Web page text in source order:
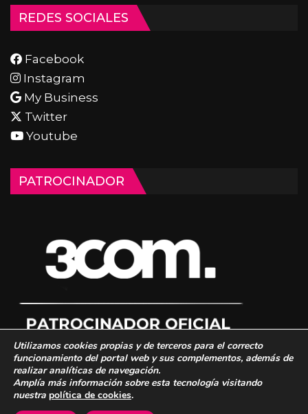
REDES SOCIALES
Facebook
Instagram
My Business
Twitter
Youtube
PATROCINADOR
© 2026 - 3COM Squad. Todos los derechos reservados.
Utilizamos cookies propias y de terceros para el correcto
funcionamiento del portal web y sus complementos, además de
realizar analíticas de navegación.
Amplía más información sobre esta tecnología visitando
nuestra política de cookies.